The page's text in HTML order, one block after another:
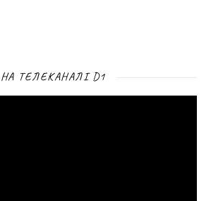
НА ТЕЛЕКАНАЛІ D1